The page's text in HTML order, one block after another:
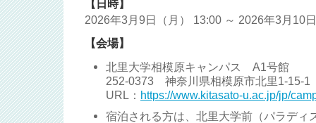
【日時】
2026年3月9日（月） 13:00 ～ 2026年3月10
【会場】
北里大学相模原キャンパス A1号館
252-0373 神奈川県相模原市北里1-15-1
URL： https://www.kitasato-u.ac.jp/jp/
宿泊される方は、北里大学前（パラディ